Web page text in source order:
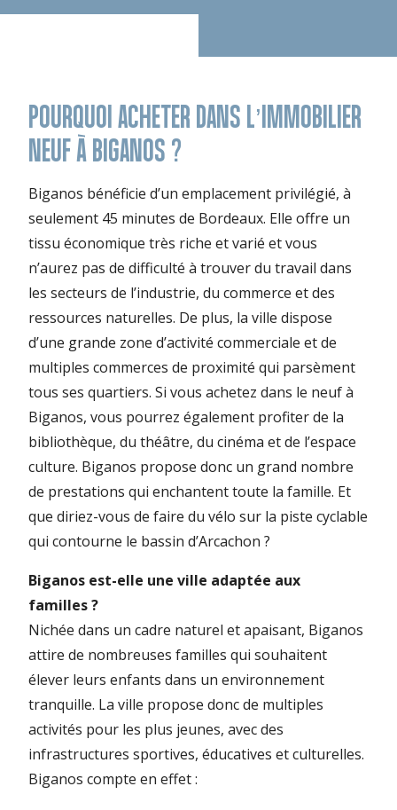
POURQUOI ACHETER DANS L’IMMOBILIER
NEUF À BIGANOS ?
Biganos bénéficie d’un emplacement privilégié, à
seulement 45 minutes de Bordeaux. Elle offre un
tissu économique très riche et varié et vous
n’aurez pas de difficulté à trouver du travail dans
les secteurs de l’industrie, du commerce et des
ressources naturelles. De plus, la ville dispose
d’une grande zone d’activité commerciale et de
multiples commerces de proximité qui parsèment
tous ses quartiers. Si vous achetez dans le neuf à
Biganos, vous pourrez également profiter de la
bibliothèque, du théâtre, du cinéma et de l’espace
culture. Biganos propose donc un grand nombre
de prestations qui enchantent toute la famille. Et
que diriez-vous de faire du vélo sur la piste cyclable
qui contourne le bassin d’Arcachon ?
Biganos est-elle une ville adaptée aux
familles ?
Nichée dans un cadre naturel et apaisant, Biganos
attire de nombreuses familles qui souhaitent
élever leurs enfants dans un environnement
tranquille. La ville propose donc de multiples
activités pour les plus jeunes, avec des
infrastructures sportives, éducatives et culturelles.
Biganos compte en effet :